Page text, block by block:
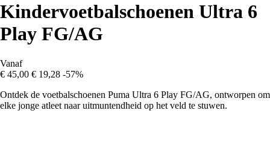
Kindervoetbalschoenen Ultra 6
Play FG/AG
Vanaf
€ 45,00 € 19,28 -57%
Ontdek de voetbalschoenen Puma Ultra 6 Play FG/AG, ontworpen om
elke jonge atleet naar uitmuntendheid op het veld te stuwen.